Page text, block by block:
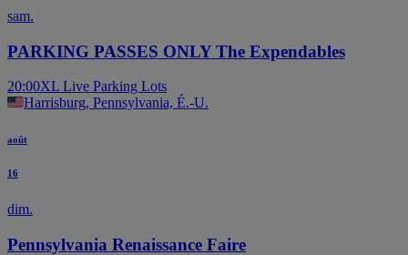
sam.
PARKING PASSES ONLY The Expendables
20:00XL Live Parking Lots
Harrisburg, Pennsylvania, É.-U.
août
16
dim.
Pennsylvania Renaissance Faire